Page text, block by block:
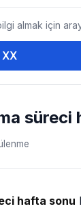
süreci
hafta sonu
almak için
XX